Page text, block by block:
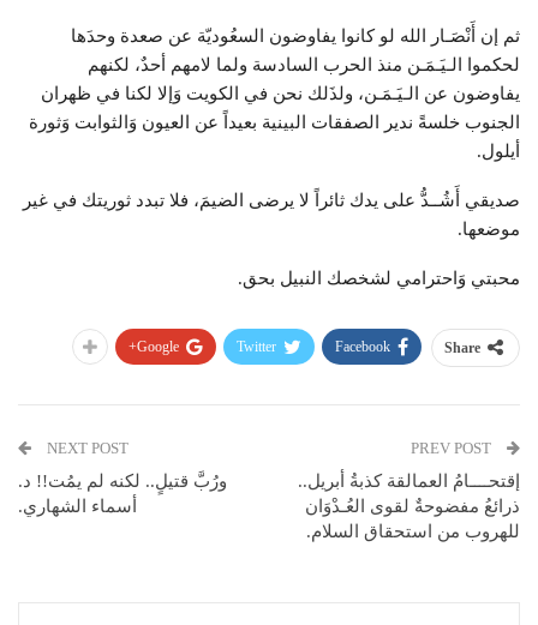
ثم إن أَنْصَـار الله لو كانوا يفاوضون السعُوديّة عن صعدة وحدَها
لحكموا الـيَـمَـن منذ الحرب السادسة ولما لامهم أحدٌ، لكنهم
يفاوضون عن الـيَـمَـن، ولذَلك نحن في الكويت وَإلا لكنا في ظهران
الجنوب خلسةً ندير الصفقات البينية بعيداً عن العيون وَالثوابت وَثورة
أيلول.
صديقي أَشُــدُّ على يدك ثائراً لا يرضى الضيمَ، فلا تبدد ثوريتك في غير
موضعها.
محبتي وَاحترامي لشخصك النبيل بحق.
Share
Facebook
Twitter
Google+
إقتحــــامُ العمالقة كذبةُ أبريل..
ذرائعُ مفضوحةٌ لقوى العُـدْوَان
للهروب من استحقاق السلام.
NEXT POST
ورُبَّ قتيلٍ.. لكنه لم يمُت!! د.
أسماء الشهاري.